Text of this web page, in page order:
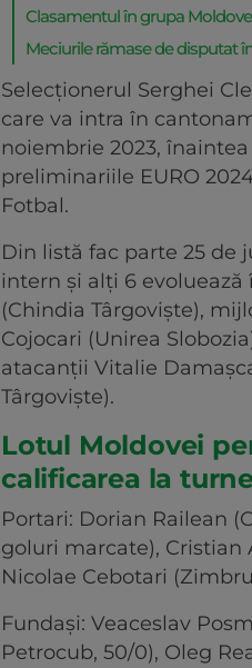
Clasamentul în grupa
Meciurile rămase de disputat
Selecționerul Serghei
care va intra în
noiembrie 2023,
preliminariile EURO
Fotbal.
Din listă fac parte 25 de
intern și alți 6
(Chindia Târgoviște),
Cojocari (Unirea
atacanții Vitalie
Târgoviște).
Lotul Moldovei
calificarea la
Portari: Dorian Railean
goluri marcate), Cristian
Nicolae Cebotari
Fundași: Veaceslav
Petrocub, 50/0), Oleg